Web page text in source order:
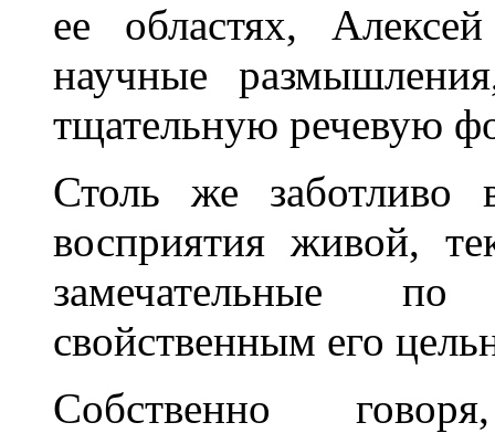
ее областях,
научные
тщательную речевую
Столь же заботливо
восприятия живой,
замечательные
свойственным его
Собственно